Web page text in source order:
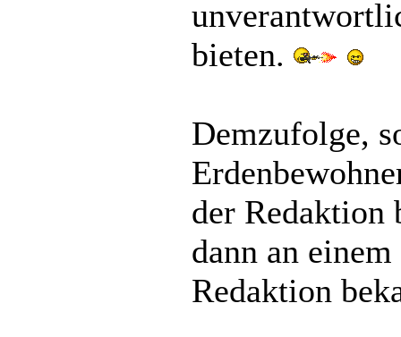
bieten.
Demzufolge,
der Redaktion
dann an
Redaktion